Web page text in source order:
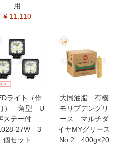
用
¥ 11,110
ライト（作
） 角型 U
ステー付
27W 3
個セット
大同油脂 有機
モリブデングリ
ース マルチダ
イヤMYグリース
No.2 400g×20